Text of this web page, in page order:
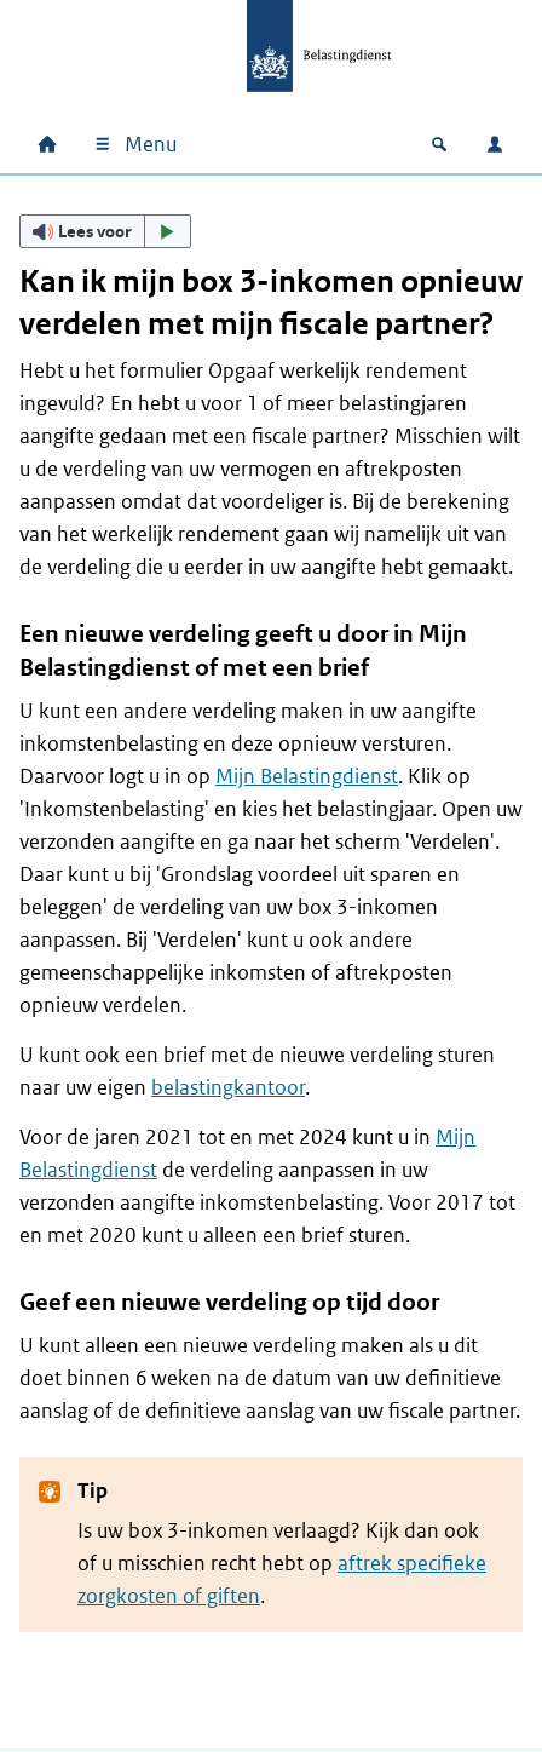
Hoofdnavigatie
Home Menu Open
Lees voor
Kan ik mijn box 3-inkomen opnieuw
verdelen met mijn fiscale partner?
Hebt u het formulier Opgaaf werkelijk rendement
ingevuld? En hebt u voor 1 of meer belastingjaren
aangifte gedaan met een fiscale partner? Misschien wilt
u de verdeling van uw vermogen en aftrekposten
aanpassen omdat dat voordeliger is. Bij de berekening
van het werkelijk rendement gaan wij namelijk uit van
de verdeling die u eerder in uw aangifte hebt gemaakt.
Een nieuwe verdeling geeft u door in Mijn
Belastingdienst of met een brief
U kunt een andere verdeling maken in uw aangifte
inkomstenbelasting en deze opnieuw versturen.
Daarvoor logt u in op Mijn Belastingdienst. Klik op
'Inkomstenbelasting' en kies het belastingjaar. Open uw
verzonden aangifte en ga naar het scherm 'Verdelen'.
Daar kunt u bij 'Grondslag voordeel uit sparen en
beleggen' de verdeling van uw box 3-inkomen
aanpassen. Bij 'Verdelen' kunt u ook andere
gemeenschappelijke inkomsten of aftrekposten
opnieuw verdelen.
U kunt ook een brief met de nieuwe verdeling sturen
naar uw eigen belastingkantoor.
Voor de jaren 2021 tot en met 2024 kunt u in Mijn
Belastingdienst de verdeling aanpassen in uw
verzonden aangifte inkomstenbelasting. Voor 2017 tot
en met 2020 kunt u alleen een brief sturen.
Geef een nieuwe verdeling op tijd door
U kunt alleen een nieuwe verdeling maken als u dit
doet binnen 6 weken na de datum van uw definitieve
aanslag of de definitieve aanslag van uw fiscale partner.
Tip
Is uw box 3-inkomen verlaagd? Kijk dan ook
of u misschien recht hebt op aftrek specifieke
zorgkosten of giften.